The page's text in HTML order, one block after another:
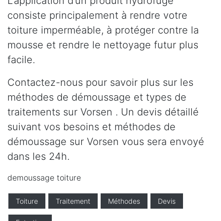
consiste principalement à rendre votre
toiture imperméable, à protéger contre la
mousse et rendre le nettoyage futur plus
facile.
Contactez-nous pour savoir plus sur les
méthodes de démoussage et types de
traitements sur Vorsen . Un devis détaillé
suivant vos besoins et méthodes de
démoussage sur Vorsen vous sera envoyé
dans les 24h.
demoussage toiture
Toiture Traitement Méthodes Devis